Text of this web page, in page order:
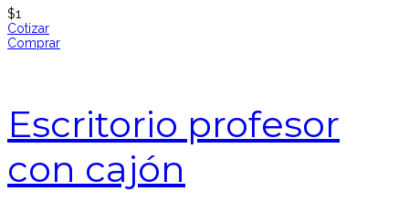
$1
Cotizar
Comprar
Escritorio profesor
con cajón